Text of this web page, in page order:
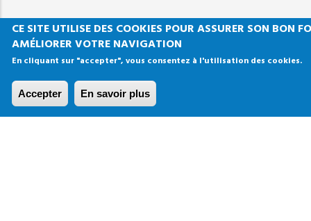
54
ADMINISTRATIFS
CE SITE UTILISE DES COOKIES POUR ASSURER SON BON
AMÉLIORER VOTRE NAVIGATION
En cliquant sur "accepter", vous consentez à l'utilisation des cookies.
Accepter En savoir plus